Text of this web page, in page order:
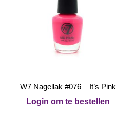
W7 Nagellak #076 – It’s Pink
Login om te bestellen